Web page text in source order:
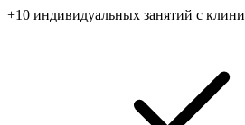
+10 индивидуальных занятий с